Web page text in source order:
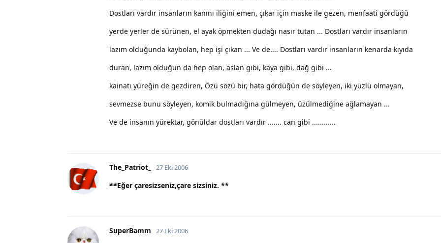
Dostları vardır insanların kanını iliğini emen, çıkar için maske ile gezen, menfaati gördüğü
yerde yerler de sürünen, el ayak öpmekten dudağı nasır tutan ... Dostları vardır insanların
lazım olduğunda kaybolan, hep işi çıkan ... Ve de.... Dostları vardır insanların kenarda kıyıda
duran, lazım olduğun da hep olan, aslan gibi, kaya gibi, dağ gibi ...
kainatı yüreğin de gezdiren, Özü sözü bir, hata gördüğün de söyleyen, iki yüzlü olmayan,
sevmezse bunu söyleyen, komik bulmadığına gülmeyen, üzülmediğine ağlamayan ...
Ve de insanın yürektar, gönüldar dostları vardır ....... can gibi ............
The_Patriot_ 27 Eki 2006
**Eğer çaresizseniz,çare sizsiniz. **
SuperBamm 27 Eki 2006